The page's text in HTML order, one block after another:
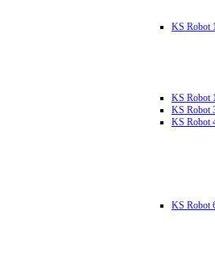
KS Robot
KS Robot
KS Robot
KS Robot
KS Robot